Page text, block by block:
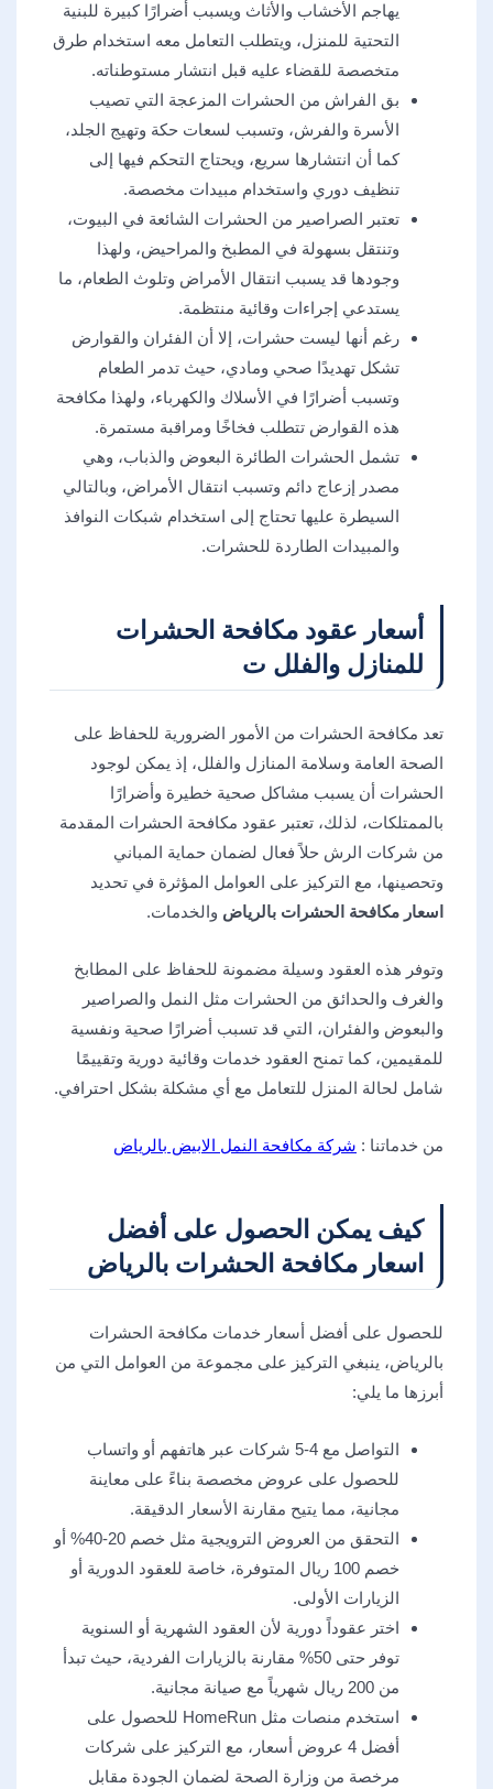
يهاجم الأخشاب والأثاث ويسبب أضرارًا كبيرة للبنية
التحتية للمنزل، ويتطلب التعامل معه استخدام طرق
متخصصة للقضاء عليه قبل انتشار مستوطناته.
بق الفراش من الحشرات المزعجة التي تصيب
الأسرة والفرش، وتسبب لسعات حكة وتهيج الجلد،
كما أن انتشارها سريع، ويحتاج التحكم فيها إلى
تنظيف دوري واستخدام مبيدات مخصصة.
تعتبر الصراصير من الحشرات الشائعة في البيوت،
وتنتقل بسهولة في المطبخ والمراحيض، ولهذا
وجودها قد يسبب انتقال الأمراض وتلوث الطعام، ما
يستدعي إجراءات وقائية منتظمة.
رغم أنها ليست حشرات، إلا أن الفئران والقوارض
تشكل تهديدًا صحي ومادي، حيث تدمر الطعام
وتسبب أضرارًا في الأسلاك والكهرباء، ولهذا مكافحة
هذه القوارض تتطلب فخاخًا ومراقبة مستمرة.
تشمل الحشرات الطائرة البعوض والذباب، وهي
مصدر إزعاج دائم وتسبب انتقال الأمراض، وبالتالي
السيطرة عليها تحتاج إلى استخدام شبكات النوافذ
والمبيدات الطاردة للحشرات.
أسعار عقود مكافحة الحشرات
للمنازل والفلل ت
تعد مكافحة الحشرات من الأمور الضرورية للحفاظ على
الصحة العامة وسلامة المنازل والفلل، إذ يمكن لوجود
الحشرات أن يسبب مشاكل صحية خطيرة وأضرارًا
بالممتلكات، لذلك، تعتبر عقود مكافحة الحشرات المقدمة
من شركات الرش حلاً فعال لضمان حماية المباني
وتحصينها، مع التركيز على العوامل المؤثرة في تحديد
اسعار مكافحة الحشرات بالرياض والخدمات.
وتوفر هذه العقود وسيلة مضمونة للحفاظ على المطابخ
والغرف والحدائق من الحشرات مثل النمل والصراصير
والبعوض والفئران، التي قد تسبب أضرارًا صحية ونفسية
للمقيمين، كما تمنح العقود خدمات وقائية دورية وتقييمًا
شامل لحالة المنزل للتعامل مع أي مشكلة بشكل احترافي.
من خدماتنا : شركة مكافحة النمل الابيض بالرياض
كيف يمكن الحصول على أفضل
اسعار مكافحة الحشرات بالرياض
للحصول على أفضل أسعار خدمات مكافحة الحشرات
بالرياض، ينبغي التركيز على مجموعة من العوامل التي من
أبرزها ما يلي:
التواصل مع 4-5 شركات عبر هاتفهم أو واتساب
للحصول على عروض مخصصة بناءً على معاينة
مجانية، مما يتيح مقارنة الأسعار الدقيقة.
التحقق من العروض الترويجية مثل خصم 20-40% أو
خصم 100 ريال المتوفرة، خاصة للعقود الدورية أو
الزيارات الأولى.
اختر عقوداً دورية لأن العقود الشهرية أو السنوية
توفر حتى 50% مقارنة بالزيارات الفردية، حيث تبدأ
من 200 ريال شهرياً مع صيانة مجانية.
استخدم منصات مثل HomeRun للحصول على
أفضل 4 عروض أسعار، مع التركيز على شركات
مرخصة من وزارة الصحة لضمان الجودة مقابل